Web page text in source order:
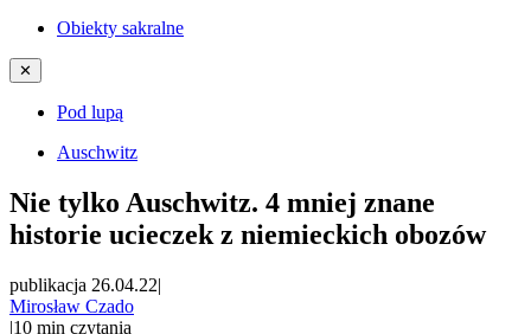
Obiekty sakralne
✕
Pod lupą
Auschwitz
Nie tylko Auschwitz. 4 mniej znane
historie ucieczek z niemieckich obozów
publikacja 26.04.22|
Mirosław Czado
|10 min czytania